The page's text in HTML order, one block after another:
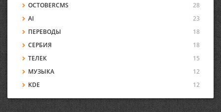
OCTOBERCMS
28
AI
23
ПЕРЕВОДЫ
18
СЕРБИЯ
18
ТЕЛЕК
15
МУЗЫКА
12
KDE
12